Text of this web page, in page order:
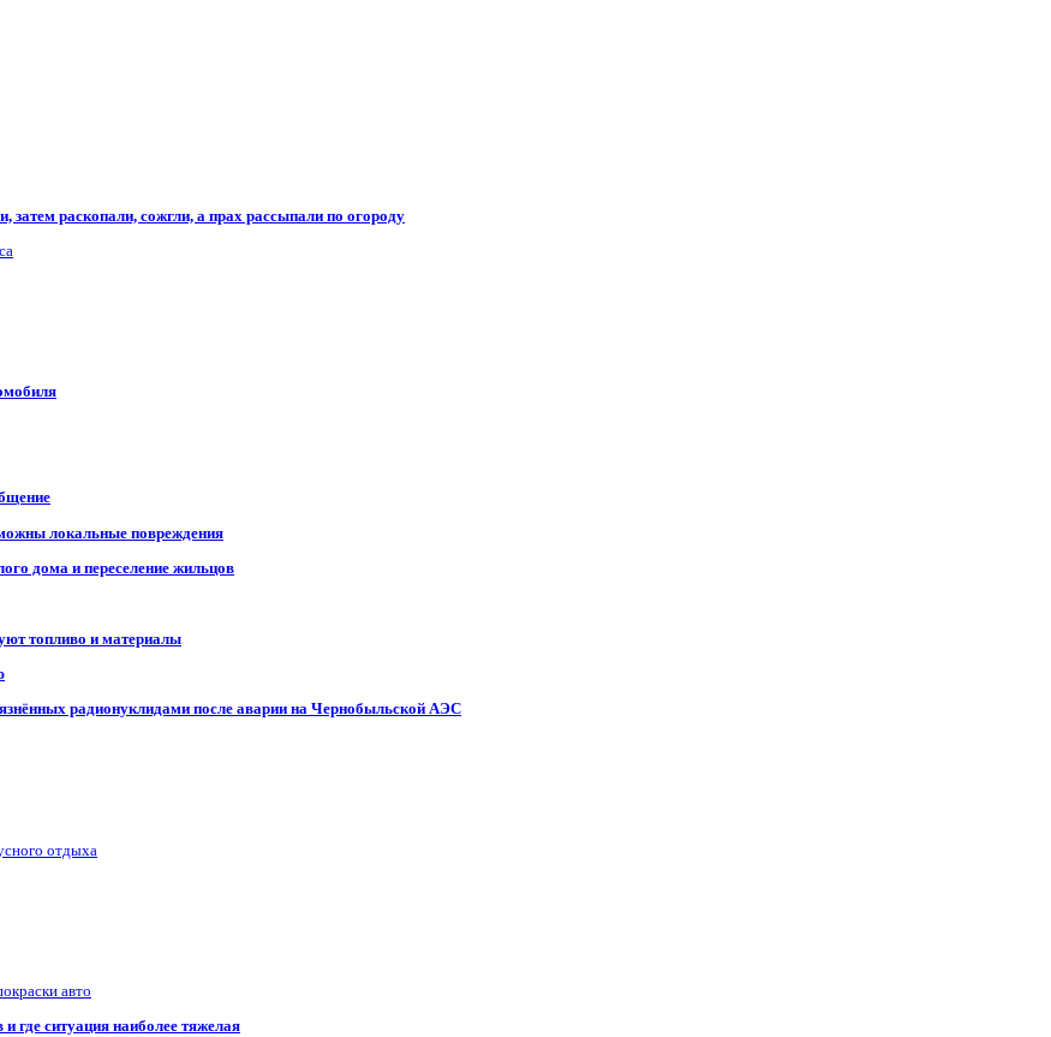
затем раскопали, сожгли, а прах рассыпали по огороду
локальные повреждения
дома и переселение жильцов
топливо и материалы
радионуклидами после аварии на Чернобыльской АЭС
отдыха
авто
где ситуация наиболее тяжелая